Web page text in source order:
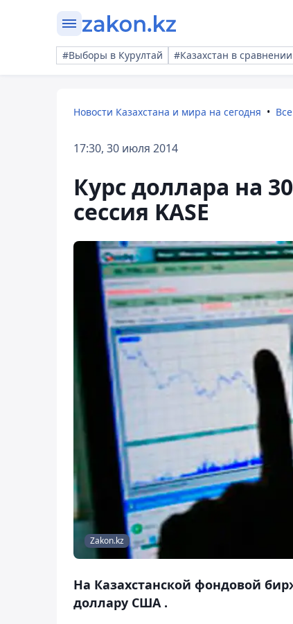
#Выборы в Курултай #Казахстан в сравнении
Новости Казахстана и мира на сегодня
17:30, 30 июля 2014
Курс доллара на
сессия KASE
Zakon.kz
На Казахстанской фондовой
доллару США .